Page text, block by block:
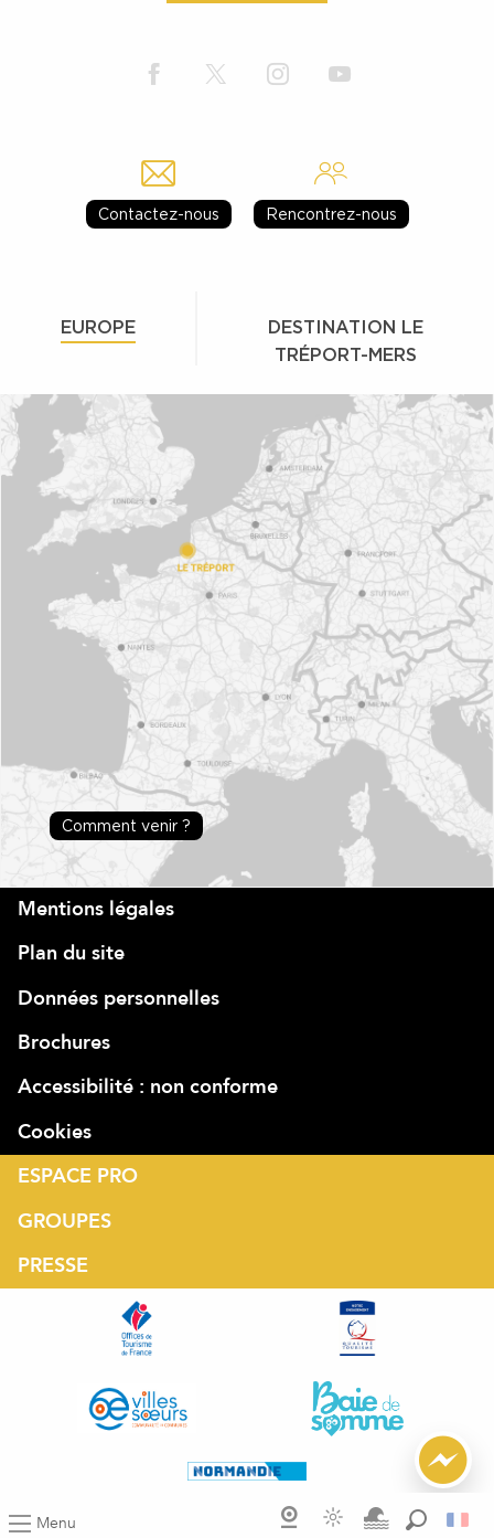
Menu
Contactez-nous Rencontrez-nous
EUROPE
DESTINATION LE
TRÉPORT-MERS
Comment venir ?
Mentions légales
Plan du site
Données personnelles
Brochures
Accessibilité : non conforme
Cookies
ESPACE PRO
GROUPES
PRESSE